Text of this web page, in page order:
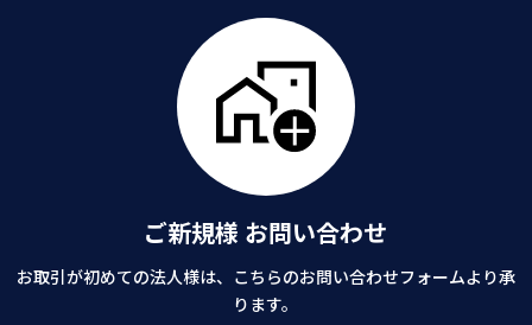
ご新規様 お問い合わせ
お取引が初めての法人様は、こちらのお問い合わせフォームより承
ります。